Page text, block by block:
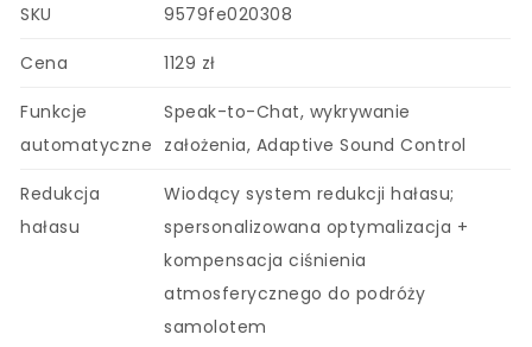
SKU 9579fe020308
Cena 1129 zł
Funkcje
automatyczne
Speak-to-Chat, wykrywanie
założenia, Adaptive Sound Control
Redukcja
hałasu
Wiodący system redukcji hałasu;
spersonalizowana optymalizacja +
kompensacja ciśnienia
atmosferycznego do podróży
samolotem